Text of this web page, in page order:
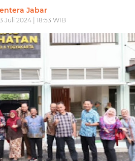
Jabar
Juli 2024 | 18:53 WIB